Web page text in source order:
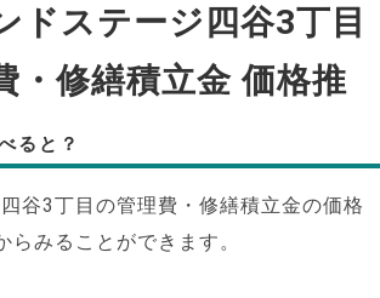
ドステージ四谷3丁目
・修繕積立金 価格推
ると？
谷3丁目の管理費・修繕積立金の価格
らみることができます。